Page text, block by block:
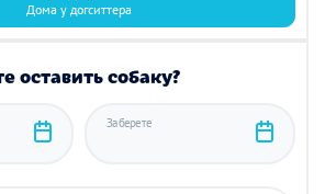
Дома у догситтера
оставить собаку?
Заберете